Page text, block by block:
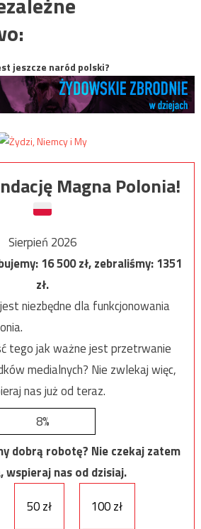
jeszcze naród polski?
Magna Polonia!
Sierpień 2026
16 500zł, zebraliśmy:1351
zł.
niezbędne dla funkcjonowania
tego jak ważne jest przetrwanie
medialnych? Nie zwlekaj więc,
nas już od teraz.
8%
dobrą robotę? Nie czekaj zatem
wspieraj nas od dzisiaj.
50 zł 100 zł